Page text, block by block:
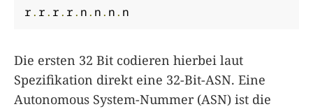
r. r. r. r. n. n. n. n
Die ersten 32 Bit codieren hierbei laut
Spezifikation direkt eine 32-Bit-ASN. Eine
Autonomous System-Nummer (ASN) ist die